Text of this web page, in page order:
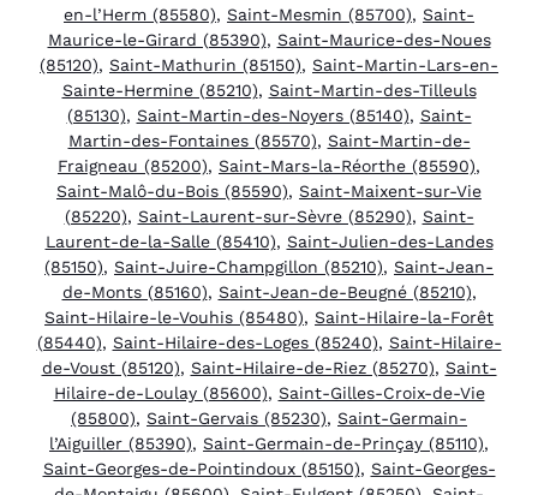
en-l’Herm (85580), Saint-Mesmin (85700), Saint-
Maurice-le-Girard (85390), Saint-Maurice-des-Noues
(85120), Saint-Mathurin (85150), Saint-Martin-Lars-en-
Sainte-Hermine (85210), Saint-Martin-des-Tilleuls
(85130), Saint-Martin-des-Noyers (85140), Saint-
Martin-des-Fontaines (85570), Saint-Martin-de-
Fraigneau (85200), Saint-Mars-la-Réorthe (85590),
Saint-Malô-du-Bois (85590), Saint-Maixent-sur-Vie
(85220), Saint-Laurent-sur-Sèvre (85290), Saint-
Laurent-de-la-Salle (85410), Saint-Julien-des-Landes
(85150), Saint-Juire-Champgillon (85210), Saint-Jean-
de-Monts (85160), Saint-Jean-de-Beugné (85210),
Saint-Hilaire-le-Vouhis (85480), Saint-Hilaire-la-Forêt
(85440), Saint-Hilaire-des-Loges (85240), Saint-Hilaire-
de-Voust (85120), Saint-Hilaire-de-Riez (85270), Saint-
Hilaire-de-Loulay (85600), Saint-Gilles-Croix-de-Vie
(85800), Saint-Gervais (85230), Saint-Germain-
l’Aiguiller (85390), Saint-Germain-de-Prinçay (85110),
Saint-Georges-de-Pointindoux (85150), Saint-Georges-